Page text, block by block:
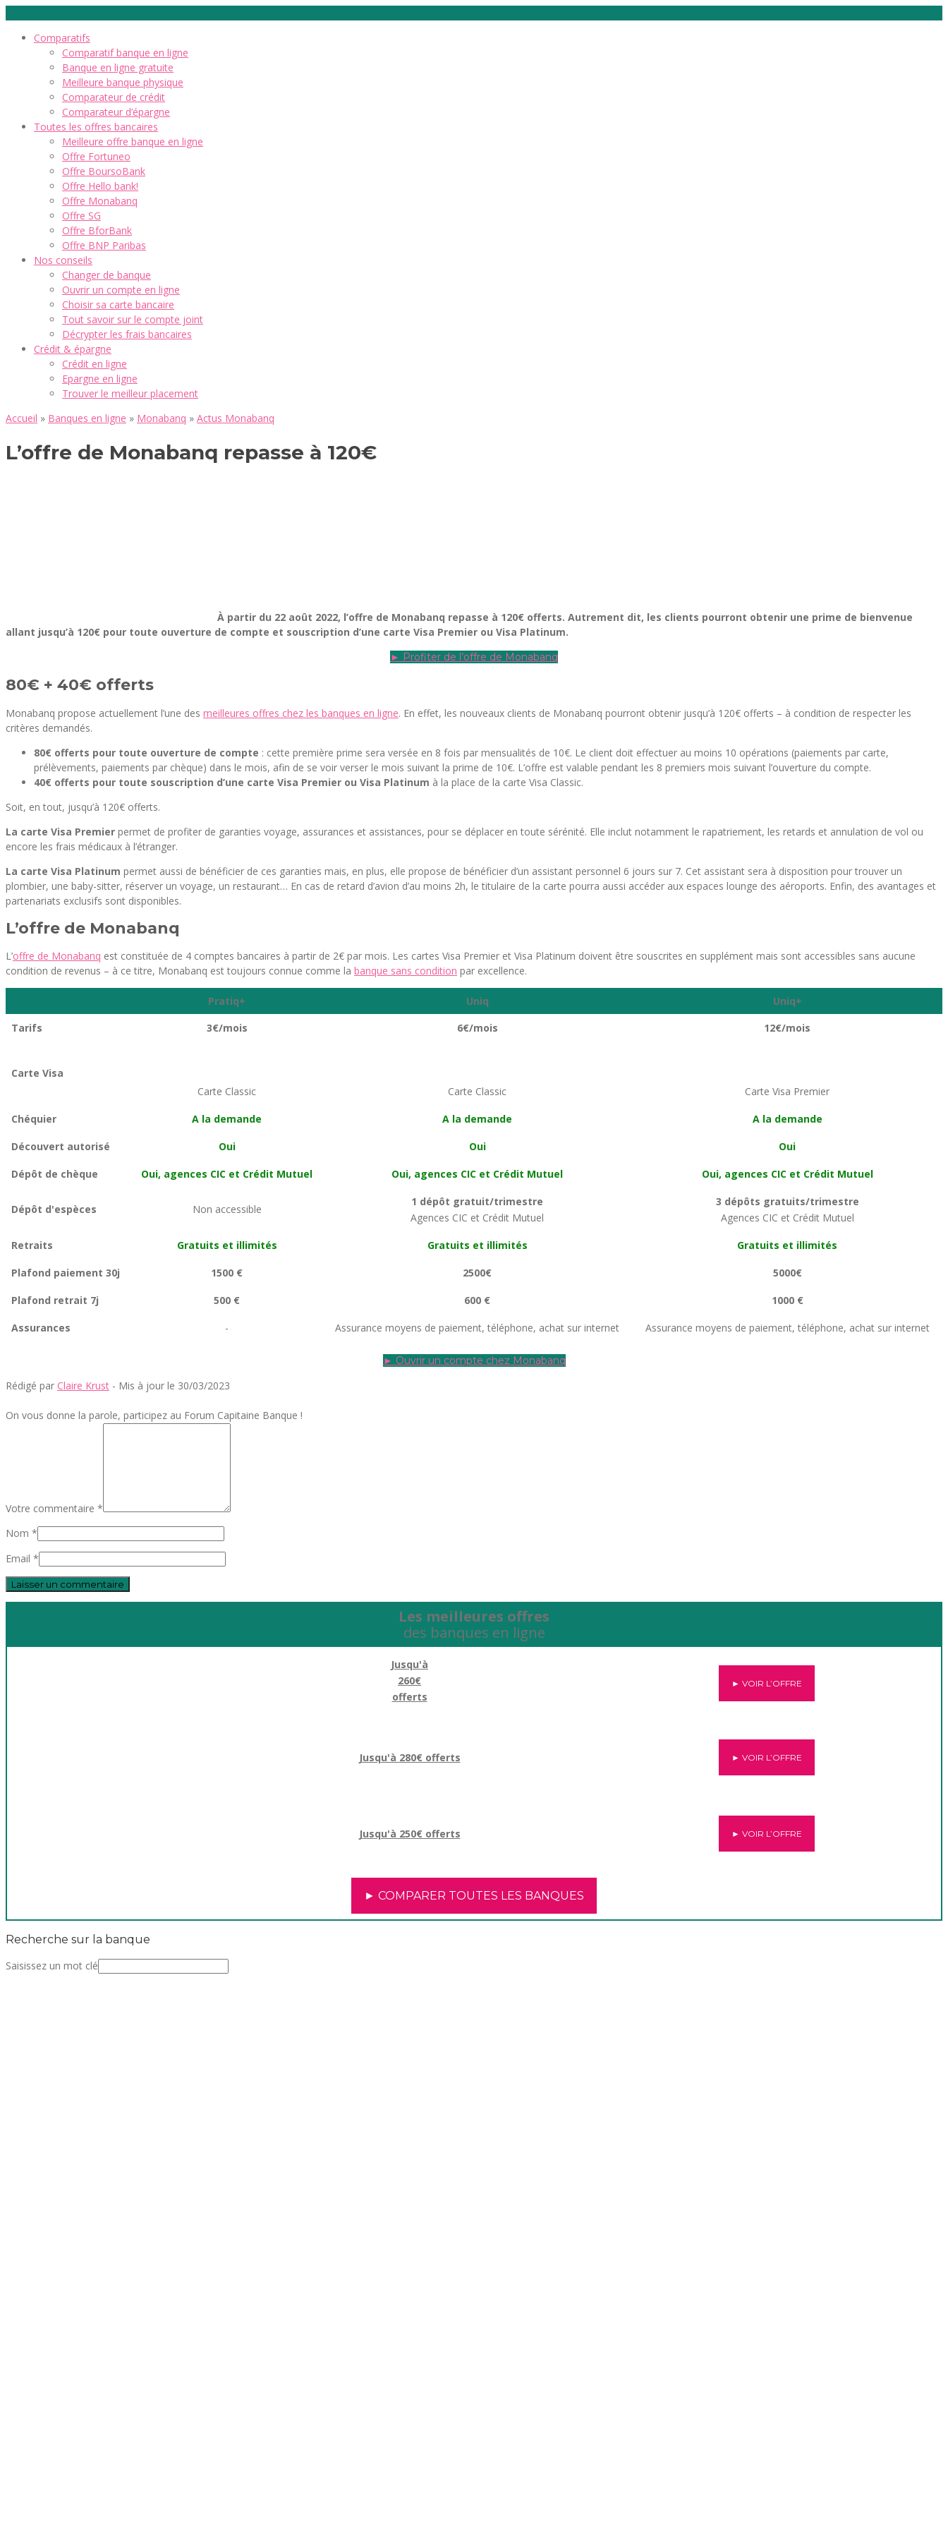
Comparatifs
Comparatif banque en ligne
Banque en ligne gratuite
Meilleure banque physique
Comparateur de crédit
Comparateur d’épargne
Toutes les offres bancaires
Meilleure offre banque en ligne
Offre Fortuneo
Offre BoursoBank
Offre Hello bank!
Offre Monabanq
Offre SG
Offre BforBank
Offre BNP Paribas
Nos conseils
Changer de banque
Ouvrir un compte en ligne
Choisir sa carte bancaire
Tout savoir sur le compte joint
Décrypter les frais bancaires
Crédit & épargne
Crédit en ligne
Epargne en ligne
Trouver le meilleur placement
Accueil » Banques en ligne » Monabanq » Actus Monabanq
L’offre de Monabanq repasse à 120€
À partir du 22 août 2022, l’offre de Monabanq repasse à 120€ offerts. Autrement dit, les clients pourront obtenir une prime de bienvenue
allant jusqu’à 120€ pour toute ouverture de compte et souscription d’une carte Visa Premier ou Visa Platinum.
► Profiter de l’offre de Monabanq
80€ + 40€ offerts
Monabanq propose actuellement l’une des meilleures offres chez les banques en ligne. En effet, les nouveaux clients de Monabanq pourront obtenir jusqu’à 120€ offerts – à condition de respecter les
critères demandés.
80€ offerts pour toute ouverture de compte : cette première prime sera versée en 8 fois par mensualités de 10€. Le client doit effectuer au moins 10 opérations (paiements par carte,
prélèvements, paiements par chèque) dans le mois, afin de se voir verser le mois suivant la prime de 10€. L’offre est valable pendant les 8 premiers mois suivant l’ouverture du compte.
40€ offerts pour toute souscription d’une carte Visa Premier ou Visa Platinum à la place de la carte Visa Classic.
Soit, en tout, jusqu’à 120€ offerts.
La carte Visa Premier permet de profiter de garanties voyage, assurances et assistances, pour se déplacer en toute sérénité. Elle inclut notamment le rapatriement, les retards et annulation de vol ou
encore les frais médicaux à l’étranger.
La carte Visa Platinum permet aussi de bénéficier de ces garanties mais, en plus, elle propose de bénéficier d’un assistant personnel 6 jours sur 7. Cet assistant sera à disposition pour trouver un
plombier, une baby-sitter, réserver un voyage, un restaurant… En cas de retard d’avion d’au moins 2h, le titulaire de la carte pourra aussi accéder aux espaces lounge des aéroports. Enfin, des avantages et
partenariats exclusifs sont disponibles.
L’offre de Monabanq
L’offre de Monabanq est constituée de 4 comptes bancaires à partir de 2€ par mois. Les cartes Visa Premier et Visa Platinum doivent être souscrites en supplément mais sont accessibles sans aucune
condition de revenus – à ce titre, Monabanq est toujours connue comme la banque sans condition par excellence.
Pratiq+ Uniq
Uniq+
Tarifs
3€/mois 6€/mois 12€/mois
Carte Visa
Carte Classic
Carte Classic Carte Visa Premier
Chéquier A la demande A la demande A la demande
Découvert autorisé Oui Oui Oui
Dépôt de chèque Oui, agences CIC et Crédit Mutuel Oui, agences CIC et Crédit Mutuel Oui, agences CIC et Crédit Mutuel
Dépôt d'espèces Non accessible
1 dépôt gratuit/trimestre
Agences CIC et Crédit Mutuel
3 dépôts gratuits/trimestre
Agences CIC et Crédit Mutuel
Retraits Gratuits et illimités Gratuits et illimités Gratuits et illimités
Plafond paiement 30j 1500 € 2500€ 5000€
Plafond retrait 7j 500 € 600 € 1000 €
Assurances - Assurance moyens de paiement, téléphone, achat sur internet Assurance moyens de paiement, téléphone, achat sur internet
► Ouvrir un compte chez Monabanq
Rédigé par Claire Krust - Mis à jour le 30/03/2023
On vous donne la parole, participez au Forum Capitaine Banque !
Votre commentaire *
Nom *
Email *
Les meilleures offres
des banques en ligne
Jusqu'à
260€
offerts
► VOIR L’OFFRE
Jusqu'à 280€ offerts ► VOIR L’OFFRE
Jusqu'à 250€ offerts ► VOIR L’OFFRE
► COMPARER TOUTES LES BANQUES
Recherche sur la banque
Saisissez un mot clé